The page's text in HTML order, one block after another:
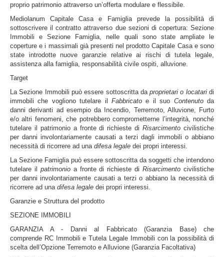
proprio patrimonio attraverso un’offerta modulare e flessibile.
Mediolanum Capitale Casa e Famigliaprevede la possibilità di
sottoscrivere il contratto attraverso due sezioni di copertura: Sezione
Immobili e Sezione Famiglia, nelle quali sono state ampliate le
coperture e i massimali già presenti nel prodotto Capitale Casa e sono
state introdotte nuove garanzie relative ai rischi di tutela legale,
assistenza alla famiglia, responsabilità civile ospiti, alluvione.
Target
La Sezione Immobili può essere sottoscritta daproprietari o locataridi
immobili che vogliono tutelare il Fabbricato e il suo Contenutoda
danni derivanti ad esempio da Incendio, Terremoto, Alluvione, Furto
e/o altri fenomeni, che potrebbero comprometterne l’integrità, nonché
tutelare il patrimonio a fronte di richieste diRisarcimento civilistiche
per danni involontariamente causati a terzi dagli immobili o abbiano
necessità di ricorrere ad una difesa legale dei propri interessi.
La Sezione Famiglia può essere sottoscritta da soggetti che intendono
tutelare il patrimonioa fronte di richieste diRisarcimento civilistiche
per danni involontariamente causati a terzi o abbiano la necessità di
ricorrere ad una difesa legale dei propri interessi.
Garanzie e Struttura del prodotto
SEZIONE IMMOBILI
GARANZIA A - Danni al Fabbricato(Garanzia Base) che
comprende RC Immobili e Tutela Legale Immobili con la possibilità di
scelta dell’Opzione Terremoto e Alluvione (Garanzia Facoltativa)